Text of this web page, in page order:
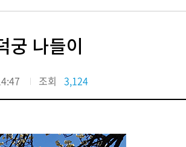
궁 나들이
조회 3,124